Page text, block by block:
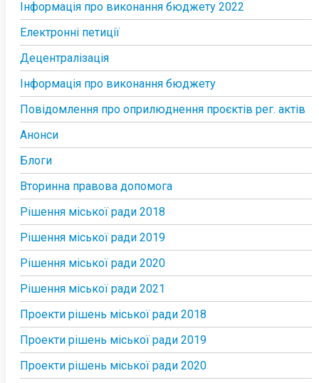
Інформація про виконання бюджету 2022
Електронні петиції
Децентралізація
Інформація про виконання бюджету
Повідомлення про оприлюднення проєктів рег. актів
Анонси
Блоги
Вторинна правова допомога
Рішення міської ради 2018
Рішення міської ради 2019
Рішення міської ради 2020
Рішення міської ради 2021
Проекти рішень міської ради 2018
Проекти рішень міської ради 2019
Проекти рішень міської ради 2020